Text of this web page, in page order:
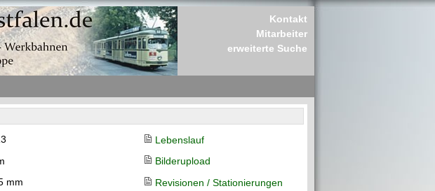
Kontakt
Mitarbeiter
erweiterte Suche
Lebenslauf
Bilderupload
mm Revisionen / Stationierungen